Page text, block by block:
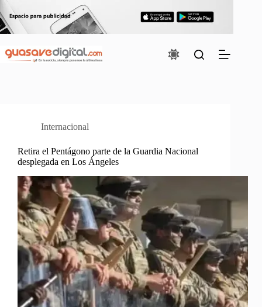
al
contenido
Internacional
Retira el Pentágono parte de la Guardia Nacional
desplegada en Los Ángeles